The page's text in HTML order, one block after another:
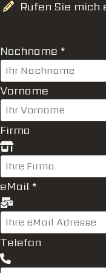
Rufen Sie mich
Nachname *
Vorname
Firma
eMail *
Telefon